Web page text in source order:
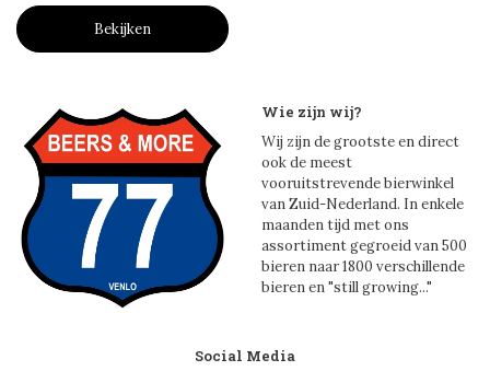
Bekijken
Wie zijn wij?
Wij zijn de grootste en direct
ook de meest
vooruitstrevende bierwinkel
van Zuid-Nederland. In enkele
maanden tijd met ons
assortiment gegroeid van 500
bieren naar 1800 verschillende
bieren en "still growing..."
Social Media